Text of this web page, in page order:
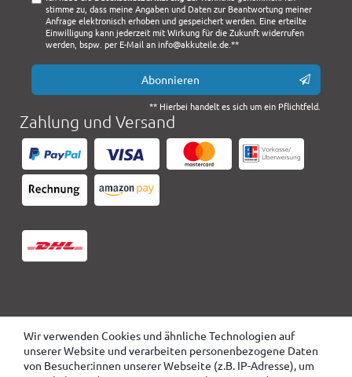
Wir verwenden Cookies und ähnliche Technologien auf
unserer Website und verarbeiten personenbezogene Daten
von Besucher:innen unserer Webseite (z.B. IP-Adresse), um
stimme zu, dass meine Angaben und Daten zur Beantwortung meiner
Anfrage elektronisch erhoben und gespeichert werden. Eine erteilte
Einwilligung kann jederzeit mit Wirkung für die Zukunft widerrufen
werden, bspw. per E-Mail an info@akkuteile.de.**
Abonnieren
** Hierbei handelt es sich um ein Pflichtfeld.
Zahlung und Versand